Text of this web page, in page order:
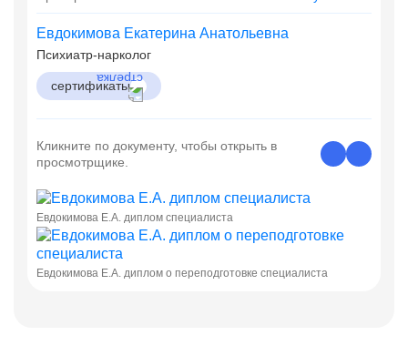
Евдокимова Екатерина Анатольевна
Психиатр-нарколог
сертификаты
Кликните по документу, чтобы открыть в
просмотрщике.
Евдокимова Е.А. диплом специалиста
Евдокимова Е.А. диплом о переподготовке специалиста